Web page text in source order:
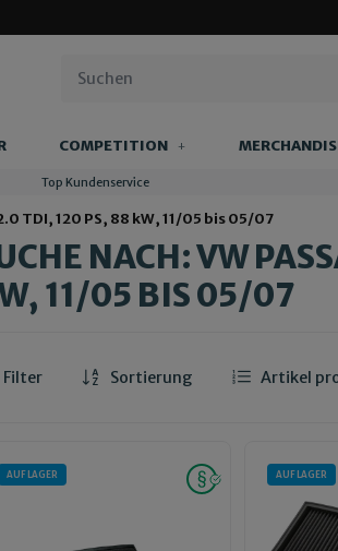
COMPETITION
Top Kundenservice
TDI, 120 PS, 88 kW, 11/05 bis 05/07
NACH: VW
11/05 BIS 05/07
Filter Sortierung Artikel
AUF LAGER AUF LAGER